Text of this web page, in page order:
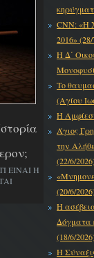
ΕΙΝΑΙ Η
CNN: «Η
2016»
Η Δ΄
Το
(Αγίου
Η
Άγιος
την
(22/6/
(20/6/
Η
Δόγματα
(18/6/
Η